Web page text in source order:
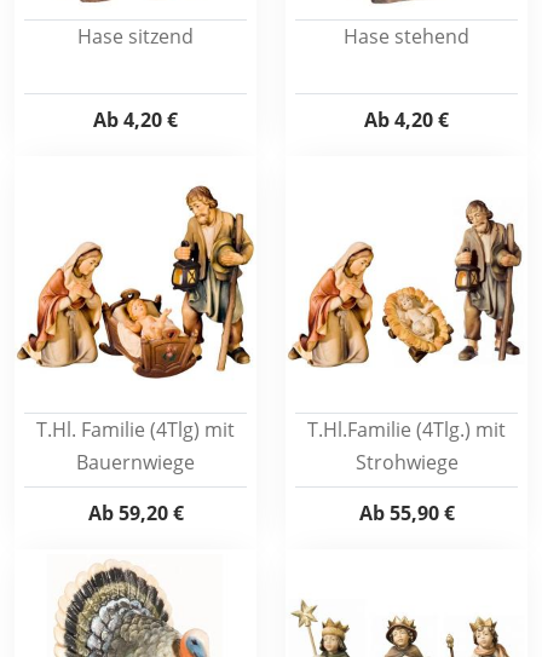
Hase sitzend
Ab4,20 €
Hase stehend
Ab4,20 €
T.Hl. Familie (4Tlg) mit
Bauernwiege
Ab59,20 €
T.Hl.Familie (4Tlg.) mit
Strohwiege
Ab55,90 €